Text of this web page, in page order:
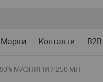
Марки Контакти
МАЗНИНИ / 250 МЛ